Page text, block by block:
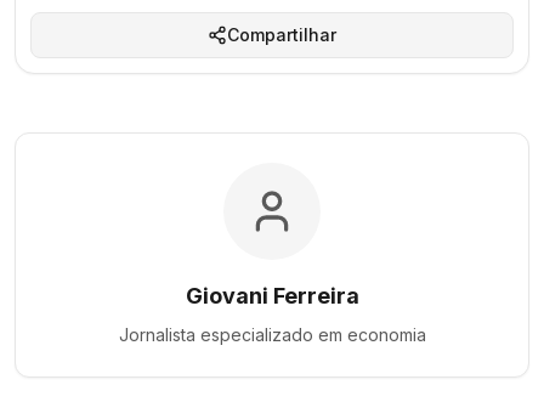
Compartilhar
Giovani Ferreira
Jornalista especializado em economia